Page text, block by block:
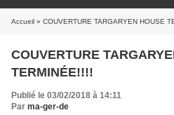
Accueil » COUVERTURE TARGARYEN HOUSE
COUVERTURE
TERMINÉE!!!!
Publié le 03/02/2018 à 14:11
Par ma-ger-de